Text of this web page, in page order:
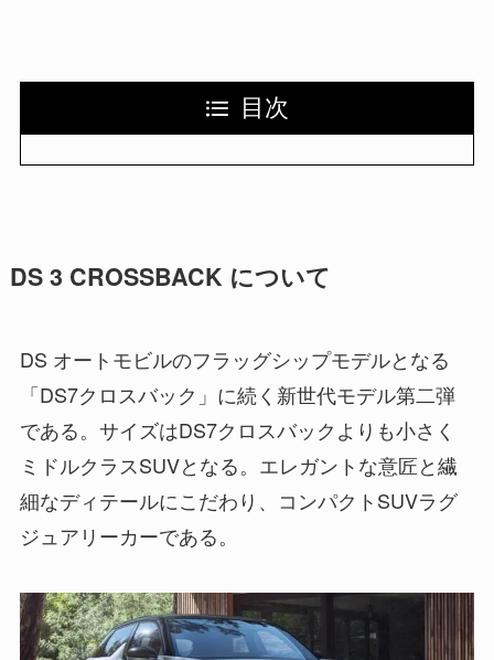
目次
DS 3 CROSSBACK について
DS オートモビルのフラッグシップモデルとなる
「DS7クロスバック」に続く新世代モデル第二弾
である。サイズはDS7クロスバックよりも小さく
ミドルクラスSUVとなる。エレガントな意匠と繊
細なディテールにこだわり、コンパクトSUVラグ
ジュアリーカーである。